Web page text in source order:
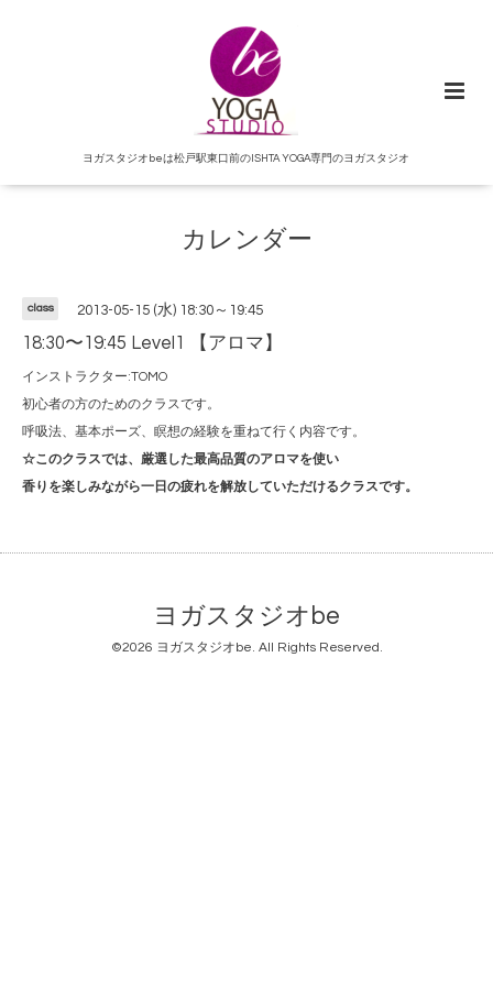
ヨガスタジオbeは松戸駅東口前のISHTA YOGA専門のヨガスタジオ
カレンダー
class 2013-05-15 (水) 18:30～19:45
18:30〜19:45 Level1 【アロマ】
インストラクター:TOMO
初心者の方のためのクラスです。
呼吸法、基本ポーズ、瞑想の経験を重ねて行く内容です。
☆このクラスでは、厳選した最高品質のアロマを使い
香りを楽しみながら一日の疲れを解放していただけるクラスです。
ヨガスタジオbe
©2026 ヨガスタジオbe. All Rights Reserved.